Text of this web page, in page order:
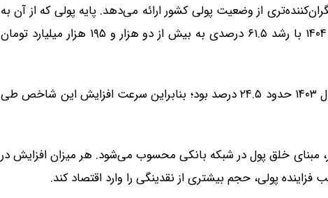
از وضعیت پولی کشور ارائه می‌دهد. پایه پولی که از آن به
عنوان «پول پرقدرت» یاد می‌شود، در پایان سال ۱۴۰۴ با رشد ۶۱.۵ درصدی به بیش از دو هزار و ۱۹۵ هزار میلیارد تومان
این در حالی است که رشد پایه پولی در پایان سال ۱۴۰۳ حدود ۲۴.۵ درصد بود؛ بنابراین سرعت افزایش این شاخص طی
مبنای خلق پول در شبکه بانکی محسوب می‌شود. هر میزان افزایش در
پولی، حجم بیشتری از نقدینگی را وارد اقتصاد کند.